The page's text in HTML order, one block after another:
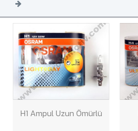
H1 Ampul Uzun Ömürlü